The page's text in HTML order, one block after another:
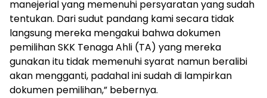
manejerial yang memenuhi persyaratan yang sudah
tentukan. Dari sudut pandang kami secara tidak
langsung mereka mengakui bahwa dokumen
pemilihan SKK Tenaga Ahli (TA) yang mereka
gunakan itu tidak memenuhi syarat namun beralibi
akan mengganti, padahal ini sudah di lampirkan
dokumen pemilihan,” bebernya.